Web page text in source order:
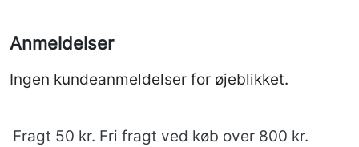
Anmeldelser
Ingen kundeanmeldelser for øjeblikket.
Fragt 50 kr. Fri fragt ved køb over 800 kr.